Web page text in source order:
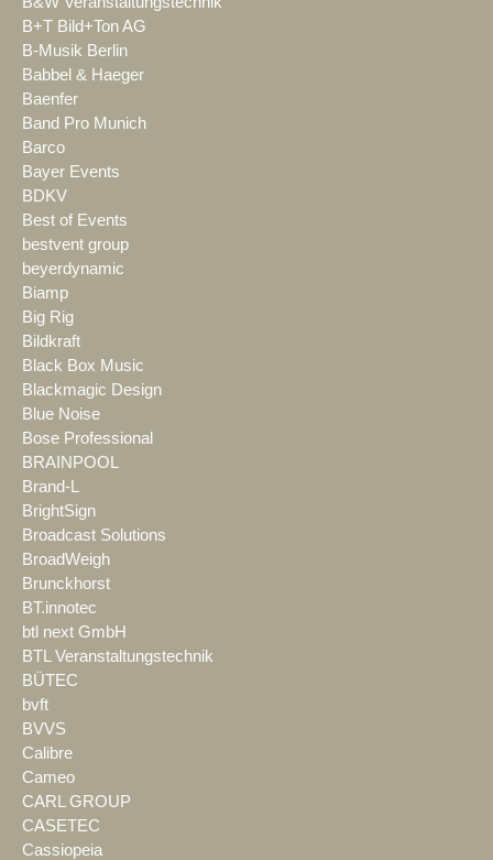
B+T Bild+Ton AG
B-Musik Berlin
Babbel & Haeger
Baenfer
Band Pro Munich
Barco
Bayer Events
BDKV
Best of Events
bestvent group
beyerdynamic
Biamp
Big Rig
Bildkraft
Black Box Music
Blackmagic Design
Blue Noise
Bose Professional
BRAINPOOL
Brand-L
BrightSign
Broadcast Solutions
BroadWeigh
Brunckhorst
BT.innotec
btl next GmbH
BTL Veranstaltungstechnik
BÜTEC
bvft
BVVS
Calibre
Cameo
CARL GROUP
CASETEC
Cassiopeia